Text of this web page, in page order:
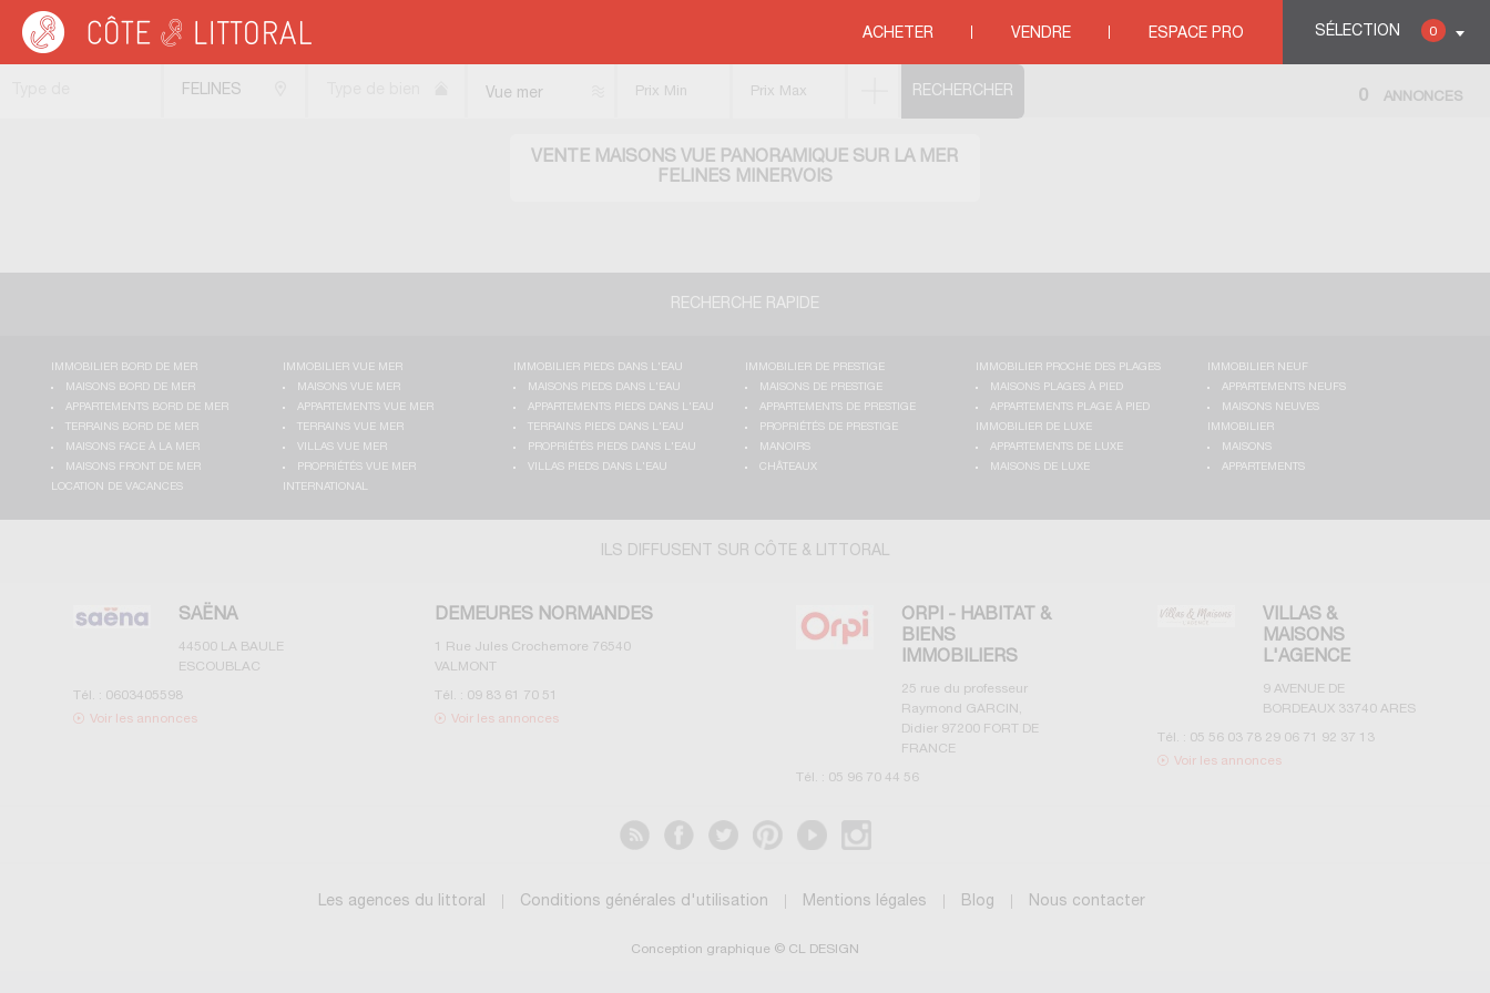
SÉLECTION 0
ACHETER VENDRE ESPACE PRO
Côte & Littoral > immobilier vue mer>Maisons vue mer
VENTE MAISONS VUE PANORAMIQUE SUR LA MER
FELINES MINERVOIS
FELINES
Vue mer 0 ANNONCES
RECHERCHE RAPIDE
IMMOBILIER BORD DE MER
MAISONS BORD DE MER
APPARTEMENTS BORD DE MER
TERRAINS BORD DE MER
MAISONS FACE À LA MER
MAISONS FRONT DE MER
IMMOBILIER VUE MER
MAISONS VUE MER
APPARTEMENTS VUE MER
TERRAINS VUE MER
VILLAS VUE MER
PROPRIÉTÉS VUE MER
IMMOBILIER PIEDS DANS L'EAU
MAISONS PIEDS DANS L'EAU
APPARTEMENTS PIEDS DANS L'EAU
TERRAINS PIEDS DANS L'EAU
PROPRIÉTÉS PIEDS DANS L'EAU
VILLAS PIEDS DANS L'EAU
IMMOBILIER DE PRESTIGE
MAISONS DE PRESTIGE
APPARTEMENTS DE PRESTIGE
PROPRIÉTÉS DE PRESTIGE
MANOIRS
CHÂTEAUX
IMMOBILIER PROCHE DES PLAGES
MAISONS PLAGES À PIED
APPARTEMENTS PLAGE À PIED
IMMOBILIER NEUF
APPARTEMENTS NEUFS
MAISONS NEUVES
IMMOBILIER DE LUXE
APPARTEMENTS DE LUXE
MAISONS DE LUXE
IMMOBILIER
MAISONS
APPARTEMENTS
LOCATION DE VACANCES
INTERNATIONAL
ILS DIFFUSENT SUR CÔTE & LITTORAL
SAËNA
44500 LA BAULE
ESCOUBLAC
Tél. : 0603405598
Voir les annonces
DEMEURES NORMANDES
1 Rue Jules Crochemore 76540
VALMONT
Tél. : 09 83 61 70 51
Voir les annonces
ORPI - HABITAT &
BIENS
IMMOBILIERS
25 rue du professeur
Raymond GARCIN,
Didier 97200 FORT DE
FRANCE
Tél. : 05 96 70 44 56
VILLAS &
MAISONS
L'AGENCE
9 AVENUE DE
BORDEAUX 33740 ARES
Tél. : 05 56 03 78 29 06 71 92 37 13
Voir les annonces
Les agences du littoral Conditions générales d'utilisation Mentions légales Blog Nous contacter
Conception graphique © CL DESIGN